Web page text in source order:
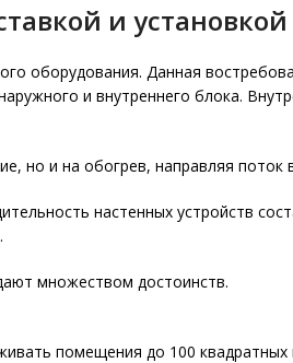
и установкой
оборудования. Данная
и внутреннего блока.
но и на обогрев, направляя
настенных устройств
множеством достоинств.
помещения до 100 квадратных